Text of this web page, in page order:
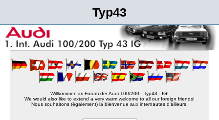
Typ43
Willkommen im Forum der Audi 100/200 - Typ43 - IG!
We would also like to extend a very warm welcome to all our foreign friends!
Nous souhaitons (également) la bienvenue aux internautes d'ailleurs.